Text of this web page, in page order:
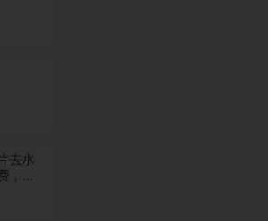
去水
，浏